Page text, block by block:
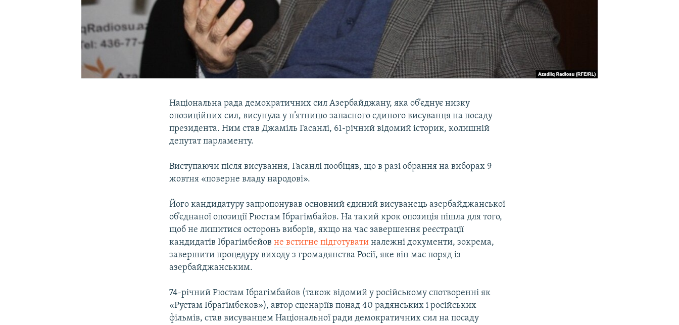
Національна рада демократичних сил Азербайджану, яка об’єднує низку
опозиційних сил, висунула у п’ятницю запасного єдиного висуванця на посаду
президента. Ним став Джаміль Гасанлі, 61-річний відомий історик, колишній
депутат парламенту.
Виступаючи після висування, Гасанлі пообіцяв, що в разі обрання на виборах 9
жовтня «поверне владу народові».
Його кандидатуру запропонував основний єдиний висуванець азербайджанської
об’єднаної опозиції Рюстам Ібрагімбайов. На такий крок опозиція пішла для того,
щоб не лишитися осторонь виборів, якщо на час завершення реєстрації
кандидатів Ібрагімбейовне встигне підготувати належні документи, зокрема,
завершити процедуру виходу з громадянства Росії, яке він має поряд із
азербайджанським.
74-річний Рюстам Ібрагімбайов (також відомий у російському спотворенні як
«Рустам Ібраґімбеков»), автор сценаріїв понад 40 радянських і російських
фільмів, став висуванцем Національної ради демократичних сил на посаду